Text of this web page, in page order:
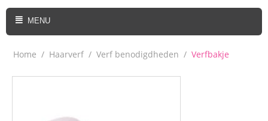
MENU
Home / Haarverf / Verf benodigdheden / Verfbakje